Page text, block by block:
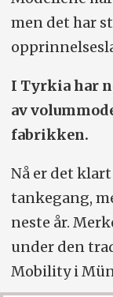
men det har
I Tyrkia har
av
fabrikken.
Nå er det
tankegang,
neste år.
under den
Mobility i